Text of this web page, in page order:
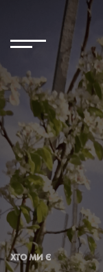
ХТО МИ Є